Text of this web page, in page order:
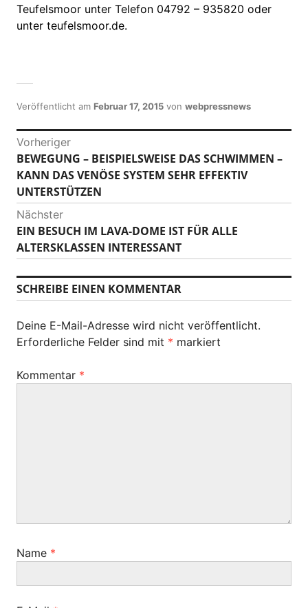
Teufelsmoor unter Telefon 04792 – 935820 oder
unter teufelsmoor.de.
Veröffentlicht am Februar 17, 2015 von webpressnews
B
e
i
t
r
a
g
s
-
N
a
t
o
n
Vorheriger
V
o
r
h
e
r
i
g
e
B
e
t
BEWEGUNG – BEISPIELSWEISE DAS SCHWIMMEN –
KANN DAS VENÖSE SYSTEM SEHR EFFEKTIV
UNTERSTÜTZEN
Nächster
N
ä
c
h
s
e
r
e
EIN BESUCH IM LAVA-DOME IST FÜR ALLE
ALTERSKLASSEN INTERESSANT
SCHREIBE EINEN KOMMENTAR
Deine E-Mail-Adresse wird nicht veröffentlicht.
Erforderliche Felder sind mit * markiert
Kommentar *
Name *